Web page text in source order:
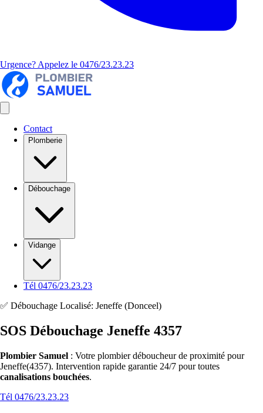
Urgence? Appelez le 0476/23.23.23
Contact
Plomberie
Débouchage
Vidange
Tél 0476/23.23.23
✅ Débouchage Localisé: Jeneffe (Donceel)
SOS Débouchage Jeneffe 4357
Plombier Samuel : Votre plombier déboucheur de proximité pour
Jeneffe(4357). Intervention rapide garantie 24/7 pour toutes
canalisations bouchées.
Tél 0476/23.23.23